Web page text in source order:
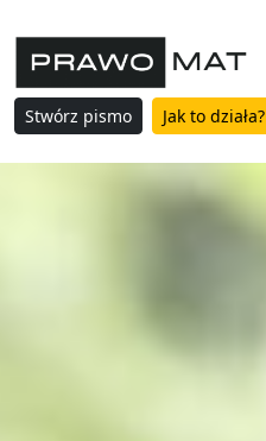
Stwórz pismo Jak to działa?